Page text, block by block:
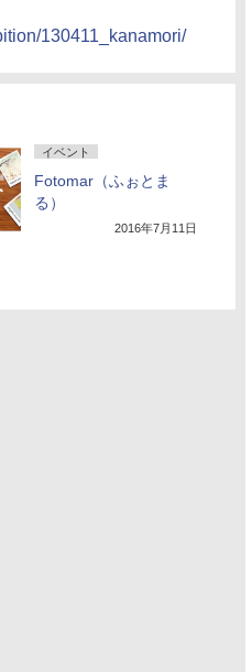
130411_kanamori/
イベント
Fotomar（ふぉとま
る）
2016年7月11日